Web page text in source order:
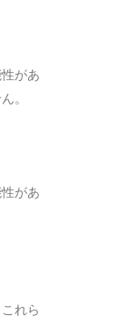
があ
。
があ
れら